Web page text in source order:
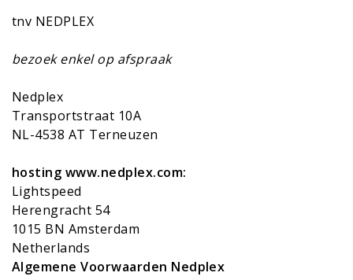
tnv NEDPLEX
bezoek enkel op afspraak
Nedplex
Transportstraat 10A
NL-4538 AT Terneuzen
hosting www.nedplex.com:
Lightspeed
Herengracht 54
1015 BN Amsterdam
Netherlands
Algemene Voorwaarden Nedplex